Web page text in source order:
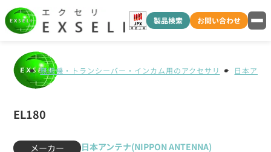
製品検索 お問い合わせ
無線機・トランシーバー・インカム用のアクセサリ 日本アン
EL180
メーカー
日本アンテナ(NIPPON ANTENNA)